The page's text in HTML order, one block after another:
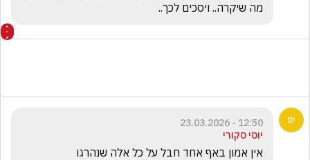
מה שיקרה.. ויסכים לכך..
12:50 - 23.03.2026
יוסי סקורי
אין אמון באף אחד חבל על כל אלה שנהרגו